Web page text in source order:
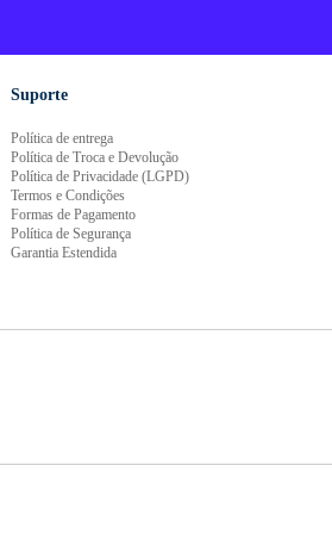
Suporte
Política de entrega
Política de Troca e Devolução
Política de Privacidade (LGPD)
Termos e Condições
Formas de Pagamento
Política de Segurança
Garantia Estendida